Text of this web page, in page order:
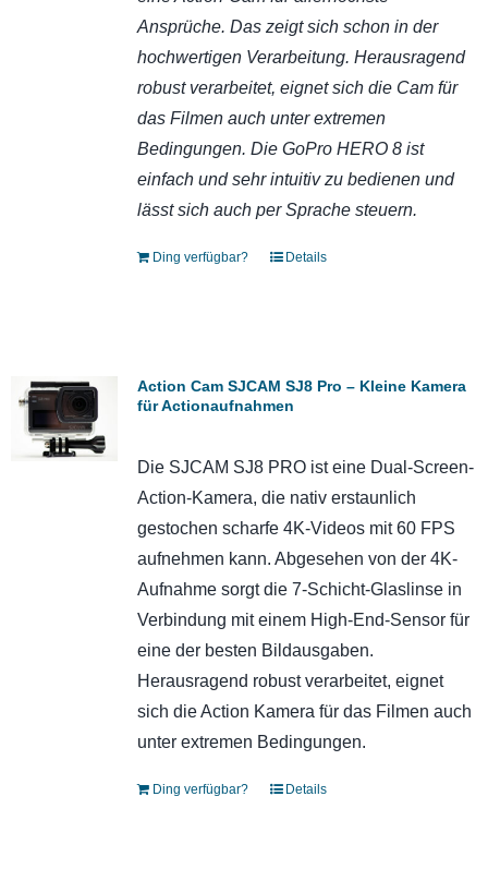
Ansprüche. Das zeigt sich schon in der
hochwertigen Verarbeitung. Herausragend
robust verarbeitet, eignet sich die Cam für
das Filmen auch unter extremen
Bedingungen. Die GoPro HERO 8 ist
einfach und sehr intuitiv zu bedienen und
lässt sich auch per Sprache steuern.
Ding verfügbar? Details
Action Cam SJCAM SJ8 Pro – Kleine Kamera
für Actionaufnahmen
Die SJCAM SJ8 PRO ist eine Dual-Screen-
Action-Kamera, die nativ erstaunlich
gestochen scharfe 4K-Videos mit 60 FPS
aufnehmen kann. Abgesehen von der 4K-
Aufnahme sorgt die 7-Schicht-Glaslinse in
Verbindung mit einem High-End-Sensor für
eine der besten Bildausgaben.
Herausragend robust verarbeitet, eignet
sich die Action Kamera für das Filmen auch
unter extremen Bedingungen.
Ding verfügbar? Details